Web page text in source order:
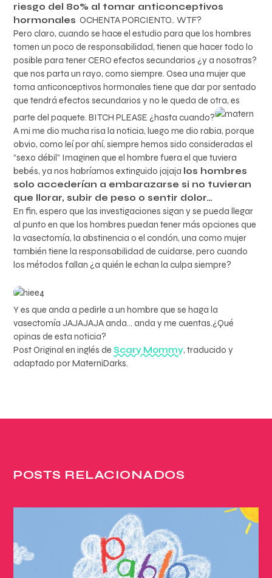
riesgo del 80% al tomar anticonceptivos
hormonales OCHENTA PORCIENTO.. WTF?
Pero claro, cuando se hace el estudio para que los hombres
tomen un poco de responsabilidad, tienen que hacer todo lo
posible para tener CERO efectos secundarios ¿y a nosotras?
que nos parta un rayo, como siempre. Osea una mujer que
toma anticonceptivos hormonales tiene que dar por sentado
que tendrá efectos secundarios y no le queda de otra, es
parte del paquete. BITCH PLEASE ¿hasta cuando?
A mi me dio mucha risa la noticia, luego me dio rabia, porque
obvio, como leí por ahí, siempre hemos sido consideradas el
“sexo débil” Imaginen que el hombre fuera el que tuviera
bebés, ya nos habríamos extinguido jajaja los hombres
solo accederían a embarazarse si no tuvieran
que llorar, subir de peso o sentir dolor…
En fin, espero que las investigaciones sigan y se pueda llegar
al punto en que los hombres puedan tener más opciones que
la vasectomía, la abstinencia o el condón, una como mujer
también tiene la responsabilidad de cuidarse, pero cuando
los métodos fallan ¿a quién le echan la culpa siempre?
Y es que anda a pedirle a un hombre que se haga la
vasectomía JAJAJAJA anda… anda y me cuentas.¿Qué
opinas de esta noticia?
Post Original en inglés deScary Mommy, traducido y
adaptado por MaterniDarks.
POSTS RELACIONADOS